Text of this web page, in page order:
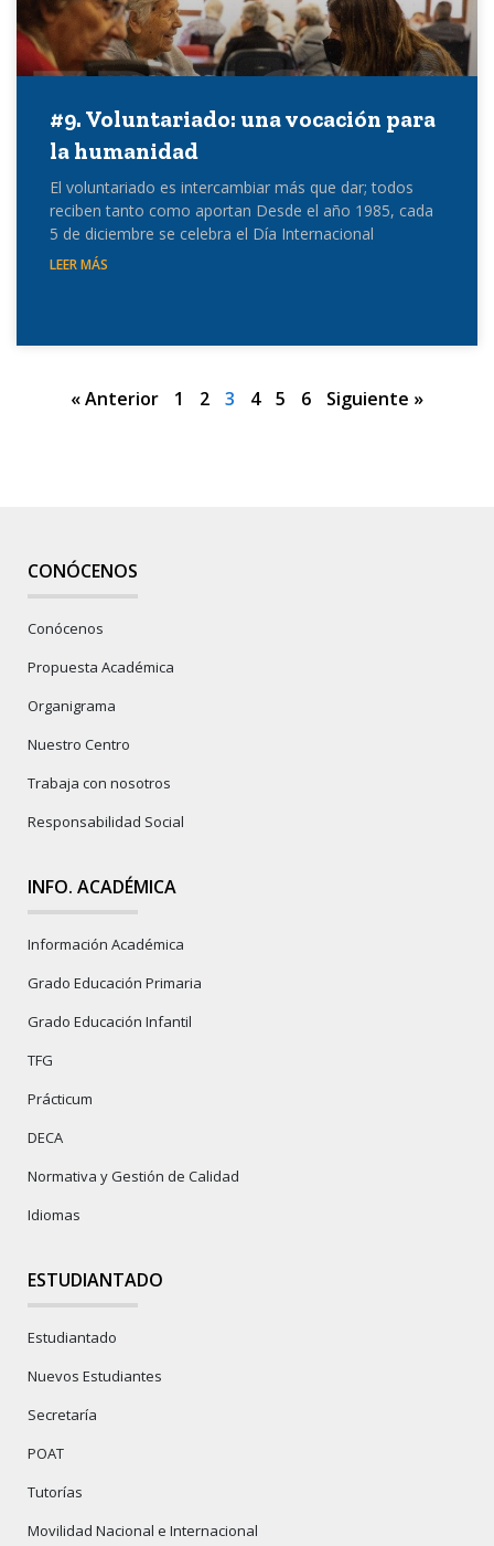
#9. Voluntariado: una vocación para
la humanidad
El voluntariado es intercambiar más que dar; todos
reciben tanto como aportan Desde el año 1985, cada
5 de diciembre se celebra el Día Internacional
LEER MÁS
« Anterior 1 2 3 4 5 6 Siguiente »
CONÓCENOS
Conócenos
Propuesta Académica
Organigrama
Nuestro Centro
Trabaja con nosotros
Responsabilidad Social
INFO. ACADÉMICA
Información Académica
Grado Educación Primaria
Grado Educación Infantil
TFG
Prácticum
DECA
Normativa y Gestión de Calidad
Idiomas
ESTUDIANTADO
Estudiantado
Nuevos Estudiantes
Secretaría
POAT
Tutorías
Movilidad Nacional e Internacional